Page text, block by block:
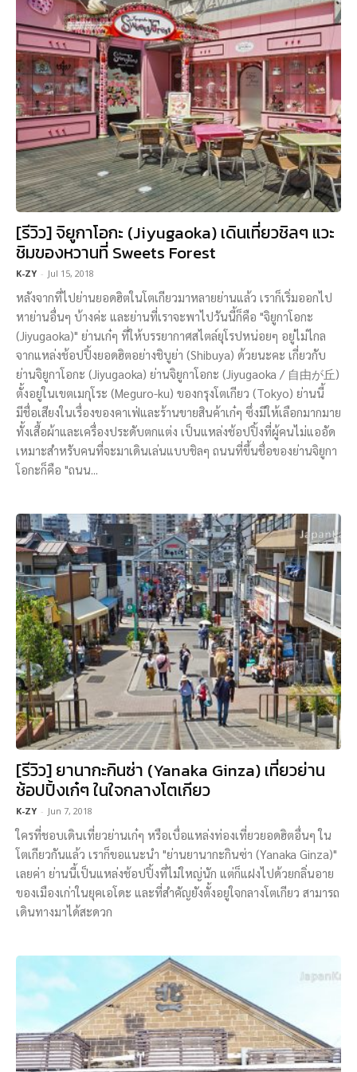
[รีวิว] จิยูกาโอกะ (Jiyugaoka) เดินเที่ยวชิลๆ แวะ
ชิมของหวานที่ Sweets Forest
K-ZY - Jul 15, 2018
หลังจากที่ไปย่านยอดฮิตในโตเกียวมาหลายย่านแล้ว เราก็เริ่มออกไป
หาย่านอื่นๆ บ้างค่ะ และย่านที่เราจะพาไปวันนี้ก็คือ "จิยูกาโอกะ
(Jiyugaoka)" ย่านเก๋ๆ ที่ให้บรรยากาศสไตล์ยุโรปหน่อยๆ อยู่ไม่ไกล
จากแหล่งช้อปปิ้งยอดฮิตอย่างชิบูย่า (Shibuya) ด้วยนะคะ เกี่ยวกับ
ย่านจิยูกาโอกะ (Jiyugaoka) ย่านจิยูกาโอกะ (Jiyugaoka / 自由が丘)
ตั้งอยู่ในเขตเมกุโระ (Meguro-ku) ของกรุงโตเกียว (Tokyo) ย่านนี้
มีชื่อเสียงในเรื่องของคาเฟ่และร้านขายสินค้าเก๋ๆ ซึ่งมีให้เลือกมากมาย
ทั้งเสื้อผ้าและเครื่องประดับตกแต่ง เป็นแหล่งช้อปปิ้งที่ผู้คนไม่แออัด
เหมาะสำหรับคนที่จะมาเดินเล่นแบบชิลๆ ถนนที่ขึ้นชื่อของย่านจิยูกา
โอกะก็คือ "ถนน...
[รีวิว] ยานากะกินซ่า (Yanaka Ginza) เที่ยวย่าน
ช้อปปิ้งเก๋ๆ ในใจกลางโตเกียว
K-ZY - Jun 7, 2018
ใครที่ชอบเดินเที่ยวย่านเก๋ๆ หรือเบื่อแหล่งท่องเที่ยวยอดฮิตอื่นๆ ใน
โตเกียวกันแล้ว เราก็ขอแนะนำ "ย่านยานากะกินซ่า (Yanaka Ginza)"
เลยค่า ย่านนี้เป็นแหล่งช้อปปิ้งที่ไม่ใหญ่นัก แต่ก็แฝงไปด้วยกลิ่นอาย
ของเมืองเก่าในยุคเอโดะ และที่สำคัญยังตั้งอยู่ใจกลางโตเกียว สามารถ
เดินทางมาได้สะดวก